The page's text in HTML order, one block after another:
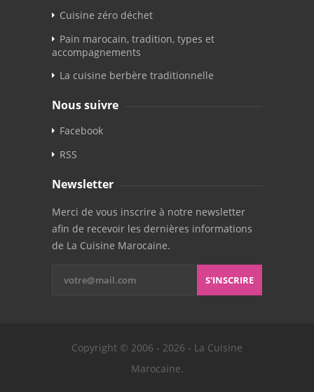
Cuisine zéro déchet
Pain marocain, tradition, types et
accompagnements
La cuisine berbère traditionnelle
Nous suivre
Facebook
RSS
Newsletter
Merci de vous inscrire à notre newsletter
afin de recevoir les dernières informations
de La Cuisine Marocaine.
S'INSCRIRE
Copyright © 2006 - 2026 - La Cuisine
Marocaine.